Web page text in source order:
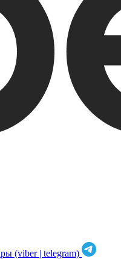
(viber | telegram)